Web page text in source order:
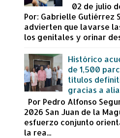
02 de julio
Por: Gabrielle Gutiérrez
advierten que lavarse
los genitales y orinar
Histórico
de 1,500
títulos
gracias a
Por Pedro Alfonso
2026 San Juan de la
esfuerzo conjunto
la rea...